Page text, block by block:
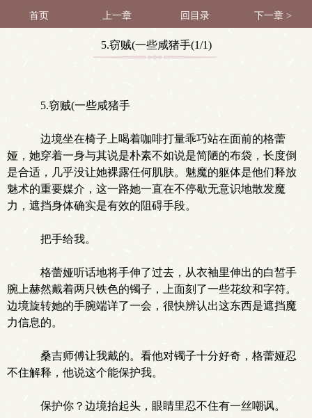
首页 上一章 回目录 下一章 >
5.窃贼(一些咸猪手(1/1)
5.窃贼(一些咸猪手
边境坐在椅子上喝着咖啡打量乖巧站在面前的格蕾
娅，她穿着一身与其说是朴素不如说是简陋的布袋，长度倒
是合适，几乎没让她裸露任何肌肤。魅魔的躯体是他们释放
魅术的重要媒介，这一路她一直在不停歇无意识地散发魔
力，遮挡身体确实是有效的阻碍手段。
把手给我。
格蕾娅听话地将手伸了过去，从衣袖里伸出的白皙手
腕上赫然戴着两只铁色的镯子，上面刻了一些花纹和字符。
边境旋转她的手腕端详了一会，很快辨认出这东西是遮挡魔
力信息的。
桑吉师傅让我戴的。看他对镯子十分好奇，格蕾娅忍
不住解释，他说这个能保护我。
保护你？边境抬起头，眼睛里忍不住有一丝嘲讽。